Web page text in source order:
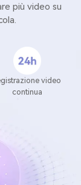
più video su
video
continua